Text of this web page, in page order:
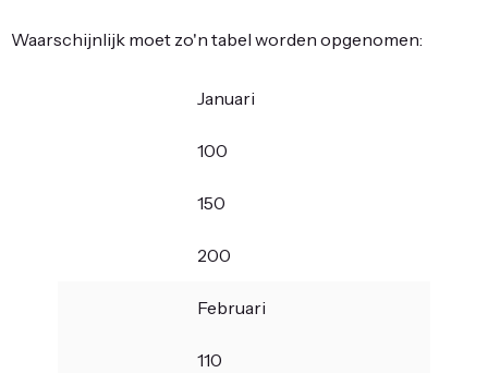
Waarschijnlijk moet zo'n tabel worden opgenomen:
Januari
100
150
200
Februari
110